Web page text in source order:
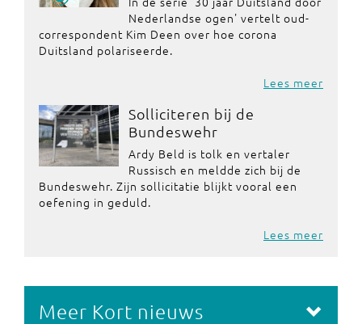
Nederlandse ogen' vertelt oud-
correspondent Kim Deen over hoe corona
Duitsland polariseerde.
Lees meer
Solliciteren bij de
Bundeswehr
Ardy Beld is tolk en vertaler
Russisch en meldde zich bij de
Bundeswehr. Zijn sollicitatie blijkt vooral een
oefening in geduld.
Lees meer
Meer Kort nieuws